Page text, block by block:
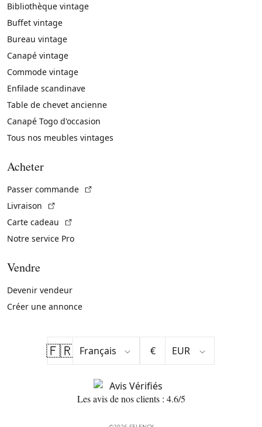
Bibliothèque vintage
Buffet vintage
Bureau vintage
Canapé vintage
Commode vintage
Enfilade scandinave
Table de chevet ancienne
Canapé Togo d'occasion
Tous nos meubles vintages
Acheter
Passer commande
Livraison
Carte cadeau
Notre service Pro
Vendre
Devenir vendeur
Créer une annonce
🇫🇷 €
Les avis de nos clients : 4.6/5